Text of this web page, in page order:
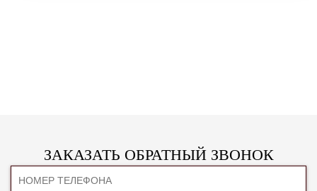
ЗАКАЗАТЬ ОБРАТНЫЙ ЗВОНОК